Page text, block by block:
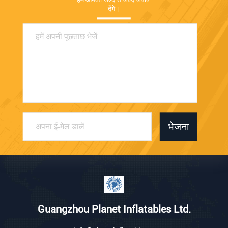
देंगे।
भेजना
Guangzhou Planet Inflatables Ltd.